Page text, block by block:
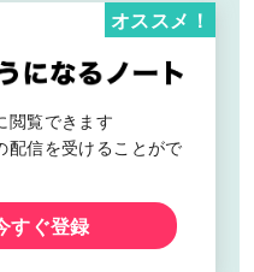
閲覧できます
配信を受けることがで
オススメ！
すぐ登録